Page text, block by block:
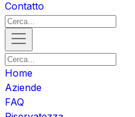
Contatto
Home
Aziende
FAQ